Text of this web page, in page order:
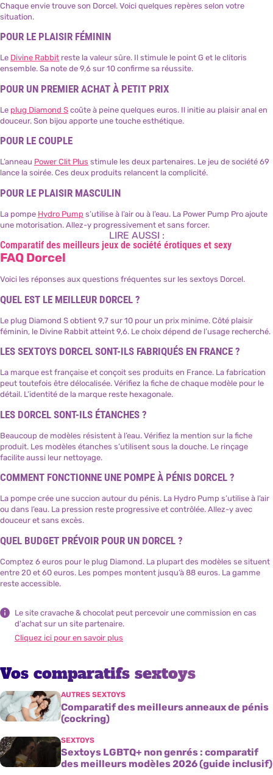
Chaque envie trouve son Dorcel. Voici quelques repères selon votre
situation.
POUR LE PLAISIR FÉMININ
Le Divine Rabbit reste la valeur sûre. Il stimule le point G et le clitoris
ensemble. Sa note de 9,6 sur 10 confirme sa réussite.
POUR UN PREMIER ACHAT À PETIT PRIX
Le plug Diamond S coûte à peine quelques euros. Il initie au plaisir anal en
douceur. Son bijou apporte une touche esthétique.
POUR LE COUPLE
L’anneau Power Clit Plus stimule les deux partenaires. Le jeu de société 69
lance la soirée. Ces deux produits relancent la complicité.
POUR LE PLAISIR MASCULIN
La pompe Hydro Pump s’utilise à l’air ou à l’eau. La Power Pump Pro ajoute
une motorisation. Allez-y progressivement et sans forcer.
LIRE AUSSI :
Comparatif des meilleurs jeux de société érotiques et sexy
FAQ Dorcel
Voici les réponses aux questions fréquentes sur les sextoys Dorcel.
QUEL EST LE MEILLEUR DORCEL ?
Le plug Diamond S obtient 9,7 sur 10 pour un prix minime. Côté plaisir
féminin, le Divine Rabbit atteint 9,6. Le choix dépend de l’usage recherché.
LES SEXTOYS DORCEL SONT-ILS FABRIQUÉS EN FRANCE ?
La marque est française et conçoit ses produits en France. La fabrication
peut toutefois être délocalisée. Vérifiez la fiche de chaque modèle pour le
détail. L’identité de la marque reste hexagonale.
LES DORCEL SONT-ILS ÉTANCHES ?
Beaucoup de modèles résistent à l’eau. Vérifiez la mention sur la fiche
produit. Les modèles étanches s’utilisent sous la douche. Le rinçage
facilite aussi leur nettoyage.
COMMENT FONCTIONNE UNE POMPE À PÉNIS DORCEL ?
La pompe crée une succion autour du pénis. La Hydro Pump s’utilise à l’air
ou dans l’eau. La pression reste progressive et contrôlée. Allez-y avec
douceur et sans excès.
QUEL BUDGET PRÉVOIR POUR UN DORCEL ?
Comptez 6 euros pour le plug Diamond. La plupart des modèles se situent
entre 20 et 60 euros. Les pompes montent jusqu’à 88 euros. La gamme
reste accessible.
Le site cravache & chocolat peut percevoir une commission en cas
d'achat sur un site partenaire.
Cliquez ici pour en savoir plus
Vos comparatifs sextoys
AUTRES SEXTOYS
Comparatif des meilleurs anneaux de pénis
(cockring)
SEXTOYS
Sextoys LGBTQ+ non genrés : comparatif
des meilleurs modèles 2026 (guide inclusif)